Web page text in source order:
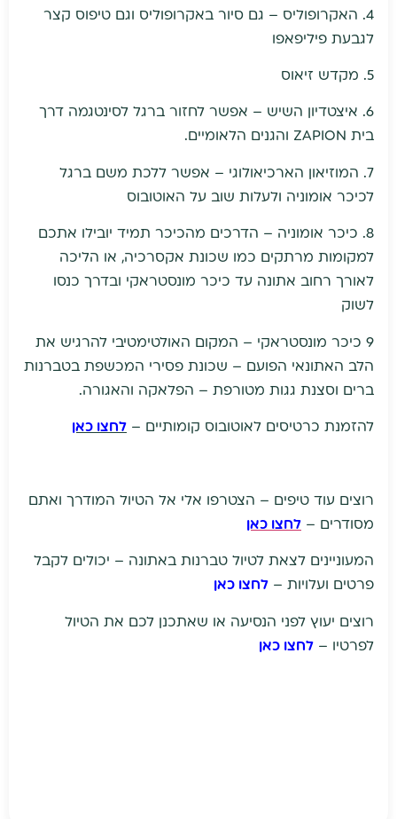
4. האקרופוליס – גם סיור באקרופוליס וגם טיפוס קצר
לגבעת פיליפאפו
5. מקדש זיאוס
6. איצטדיון השיש – אפשר לחזור ברגל לסינטגמה דרך
בית ZAPION והגנים הלאומיים.
7. המוזיאון הארכיאולוגי – אפשר ללכת משם ברגל
לכיכר אומוניה ולעלות שוב על האוטובוס
8. כיכר אומוניה – הדרכים מהכיכר תמיד יובילו אתכם
למקומות מרתקים כמו שכונת אקסרכיה, או הליכה
לאורך רחוב אתונה עד כיכר מונסטראקי ובדרך כנסו
לשוק
9 כיכר מונסטראקי – המקום האולטימטיבי להרגיש את
הלב האתונאי הפועם – שכונת פסירי המכשפת בטברנות
ברים וסצנת גגות מטורפת – הפלאקה והאגורה.
להזמנת כרטיסים לאוטובוס קומותיים – לחצו כאן
רוצים עוד טיפים – הצטרפו אלי אל הטיול המודרך ואתם
מסודרים – לחצו כאן
המעוניינים לצאת לטיול טברנות באתונה – יכולים לקבל
פרטים ועלויות – לחצו כאן
רוצים יעוץ לפני הנסיעה או שאתכנן לכם את הטיול
לפרטיו – לחצו כאן